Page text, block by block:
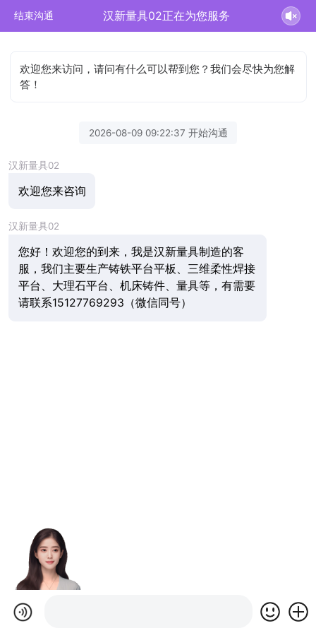
结束沟通 汉新量具02正在为您服务
欢迎您来访问，请问有什么可以帮到您？我们会尽快为您解
答！
2026-08-09 09:22:37 开始沟通
汉新量具02
欢迎您来咨询
汉新量具02
您好！欢迎您的到来，我是汉新量具制造的客
服，我们主要生产铸铁平台平板、三维柔性焊接
平台、大理石平台、机床铸件、量具等，有需要
请联系15127769293（微信同号）